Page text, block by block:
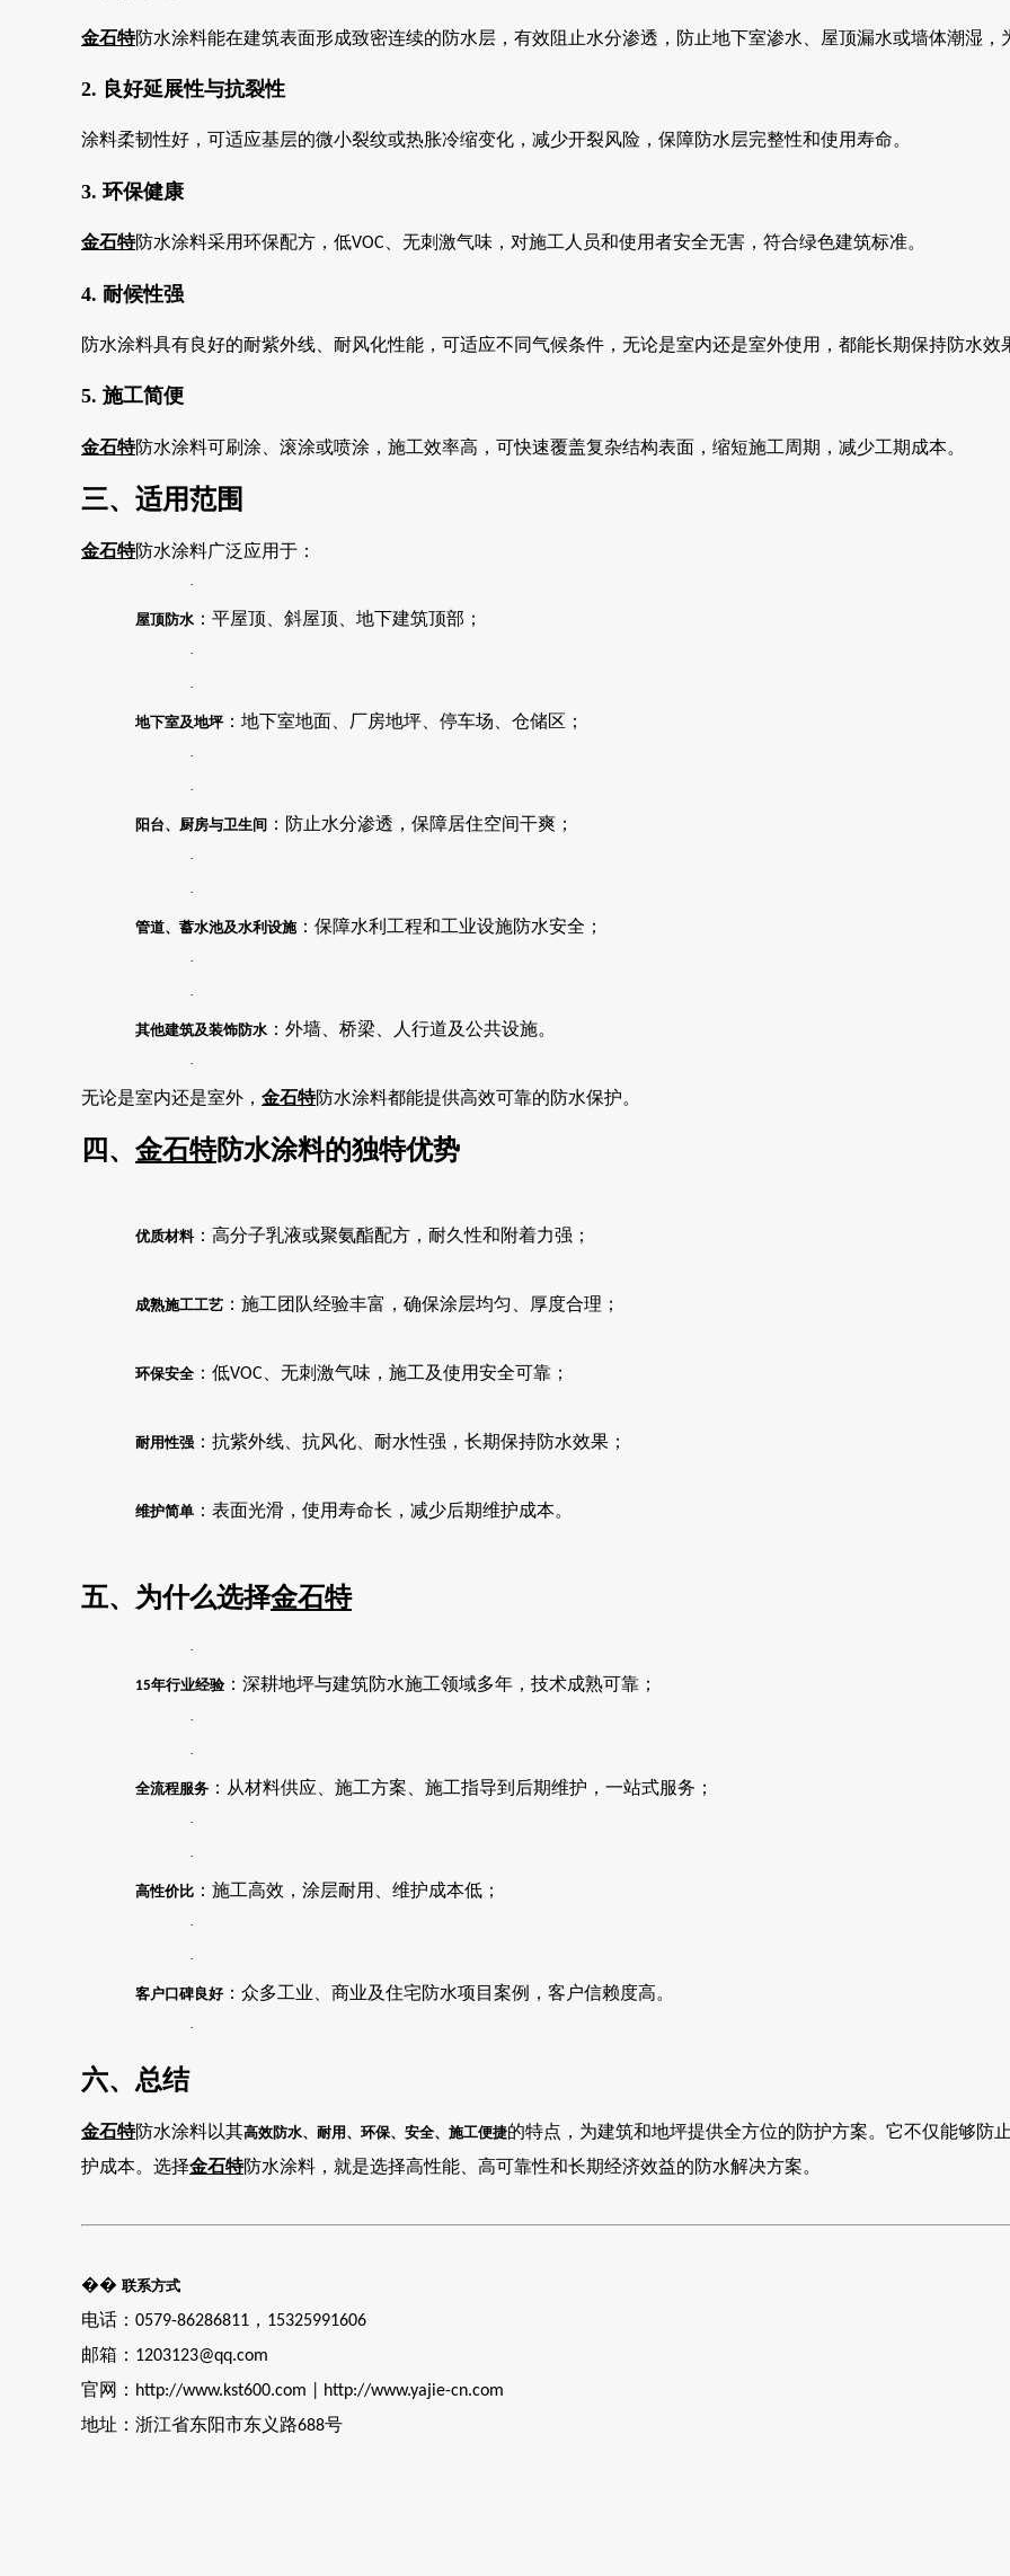
金石特防水涂料能在建筑表面形成致密连续的防水层，有效阻止水分渗透，防止地下室渗水、屋顶漏水或墙体潮湿，
2. 良好延展性与抗裂性
涂料柔韧性好，可适应基层的微小裂纹或热胀冷缩变化，减少开裂风险，保障防水层完整性和使用寿命。
3. 环保健康
金石特防水涂料采用环保配方，低VOC 、无刺激气味，对施工人员和使用者安全无害，符合绿色建筑标准。
4. 耐候性强
防水涂料具有良好的耐紫外线、耐风化性能，可适应不同气候条件，无论是室内还是室外使用，都能长期保持防水效
5. 施工简便
金石特防水涂料可刷涂、滚涂或喷涂，施工效率高，可快速覆盖复杂结构表面，缩短施工周期，减少工期成本。
三、适用范围
金石特防水涂料广泛应用于：
·
屋顶防水 ：平屋顶、斜屋顶、地下建筑顶部；
·
·
地下室及地坪：地下室地面、厂房地坪、停车场、仓储区；
·
·
阳台、厨房与卫生间 ：防止水分渗透，保障居住空间干爽；
·
·
管道、蓄水池及水利设施：保障水利工程和工业设施防水安全；
·
·
其他建筑及装饰防水 ：外墙、桥梁、人行道及公共设施。
·
无论是室内还是室外， 金石特防水涂料都能提供高效可靠的防水保护。
四、 金石特防水涂料的独特优势
优质材料：高分子乳液或聚氨酯配方，耐久性和附着力强；
成熟施工工艺 ：施工团队经验丰富，确保涂层均匀、厚度合理；
环保安全 ：低VOC 、无刺激气味，施工及使用安全可靠；
耐用性强 ：抗紫外线、抗风化、耐水性强，长期保持防水效果；
维护简单 ：表面光滑，使用寿命长，减少后期维护成本。
五、为什么选择金石特
·
15年行业经验：深耕地坪与建筑防水施工领域多年，技术成熟可靠；
·
·
全流程服务 ：从材料供应、施工方案、施工指导到后期维护，一站式服务；
·
·
高性价比 ：施工高效，涂层耐用、维护成本低；
·
·
客户口碑良好：众多工业、商业及住宅防水项目案例，客户信赖度高。
·
六、总结
金石特防水涂料以其高效防水、耐用、环保、安全、施工便捷的特点，为建筑和地坪提供全方位的防护方案。它不仅能够防
护成本。选择金石特防水涂料，就是选择高性能、高可靠性和长期经济效益的防水解决方案。
�� 联系方式
电话： 0579-86286811 ， 15325991606
邮箱： 1203123@qq.com
官网： http://www.kst600.com | http://www.yajie-cn.com
地址：浙江省东阳市东义路688号